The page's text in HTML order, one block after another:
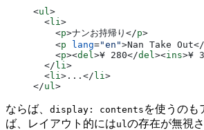
<ul >
  <
li >
    <
p>ナンお持帰り</p>
    <
p lang="en">Nan Take Out</
    <
p><del >¥ 280</del ><ins>¥
  </
li >
  <
li >...</ li >
</ul >
ならば、 display: contents を使うのも
ば、レイアウト的にはul の存在が無視